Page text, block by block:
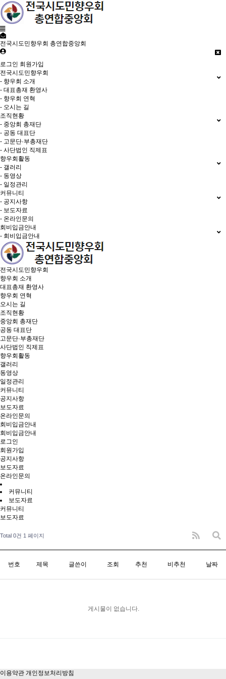
전국시도민향우회 총연합중앙회
로그인 회원가입
전국시도민향우회
- 향우회 소개
- 대표총재 환영사
- 향우회 연혁
- 오시는 길
조직현황
- 중앙회 총재단
- 공동 대표단
- 고문단·부총재단
- 사단법인 직제표
향우회활동
- 갤러리
- 동영상
- 일정관리
커뮤니티
- 공지사항
- 보도자료
- 온라인문의
회비입금안내
- 회비입금안내
전국시도민향우회
향우회 소개
대표총재 환영사
향우회 연혁
오시는 길
조직현황
중앙회 총재단
공동 대표단
고문단·부총재단
사단법인 직제표
향우회활동
갤러리
동영상
일정관리
커뮤니티
공지사항
보도자료
온라인문의
회비입금안내
회비입금안내
로그인
회원가입
공지사항
보도자료
온라인문의
커뮤니티
보도자료
커뮤니티
보도자료
Total 0건 1 페이지
번호 제목 글쓴이 조회 추천 비추천 날짜
게시물이 없습니다.
이용약관 개인정보처리방침